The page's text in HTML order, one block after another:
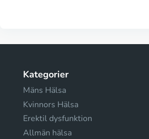
Kategorier
Mäns Hälsa
Kvinnors Hälsa
Erektil dysfunktion
Allmän hälsa